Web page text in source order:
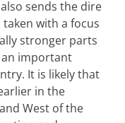
sends the dire
with a focus
stronger parts
an important
It is likely that
in the
West of the